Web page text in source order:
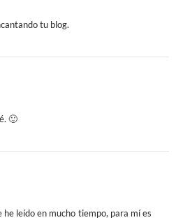
tu blog.
🙂
leído en mucho tiempo, para mí es